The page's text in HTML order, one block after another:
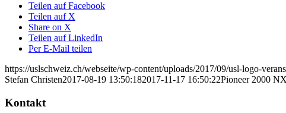
Teilen auf Facebook
Teilen auf X
Share on X
Teilen auf LinkedIn
Per E-Mail teilen
https://uslschweiz.ch/webseite/wp-content/uploads/2017/09/usl-logo-
Stefan Christen2017-08-19 13:50:182017-11-17 16:50:22Pioneer 2000
Kontakt